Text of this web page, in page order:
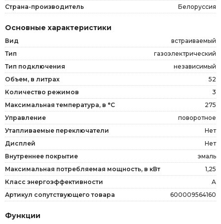
Страна-производитель
Белоруссия
Основные характеристики
Вид
встраиваемый
Тип
газоэлектрический
Тип подключения
независимый
Объем, в литрах
52
Количество режимов
3
Максимальная температура, в °C
275
Управление
поворотное
Утапливаемые переключатели
Нет
Дисплей
Нет
Внутреннее покрытие
эмаль
Максимальная потребляемая мощность, в кВт
1,25
Класс энергоэффективности
A
Артикул сопутствующего товара
600009564160
Функции